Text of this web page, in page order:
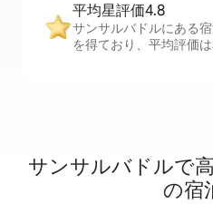
平均星評価4.8
サンサルバドルにある
を得ており、平均評価
サンサルバドルで
の宿